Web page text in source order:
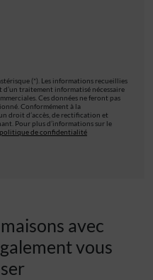
(*). Les informations recueillies
d’un traitement informatisé nécessaire
Ces données ne feront pas
Conformément à la
droit d’accès, de rectification et
Pour plus d’informations sur le
politique de confidentialité
avec
vous